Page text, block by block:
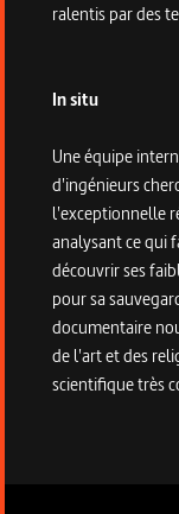
ralentis par des
In situ
Une équipe
d'ingénieurs
l'exceptionnelle
analysant ce qui
découvrir ses
pour sa
documentaire
de l'art et des
scientifique très